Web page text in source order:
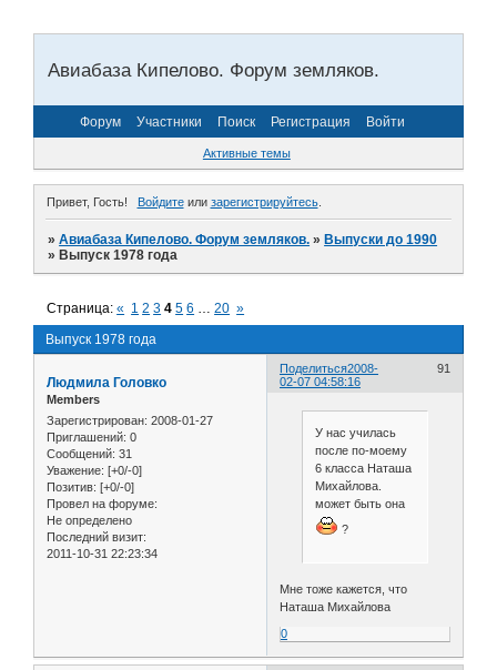
Авиабаза Кипелово. Форум земляков.
Форум Участники Поиск Регистрация Войти
Активные темы
Привет, Гость! Войдитеили зарегистрируйтесь.
»Авиабаза Кипелово. Форум земляков. »Выпуски до 1990
»Выпуск 1978 года
Выпуск 1978 года
Страница:« 1 2 3 4 5 6 … 20 »
Поделиться 91
2008-
02-07 04:58:16
Людмила Головко
Members
Зарегистрирован: 2008-01-27
Приглашений: 0
Сообщений: 31
Уважение: [+0/-0]
Позитив: [+0/-0]
Провел на форуме:
Не определено
Последний визит:
2011-10-31 22:23:34
У нас училась
после по-моему
6 класса Наташа
Михайлова.
может быть она
?
Мне тоже кажется, что
Наташа Михайлова
0